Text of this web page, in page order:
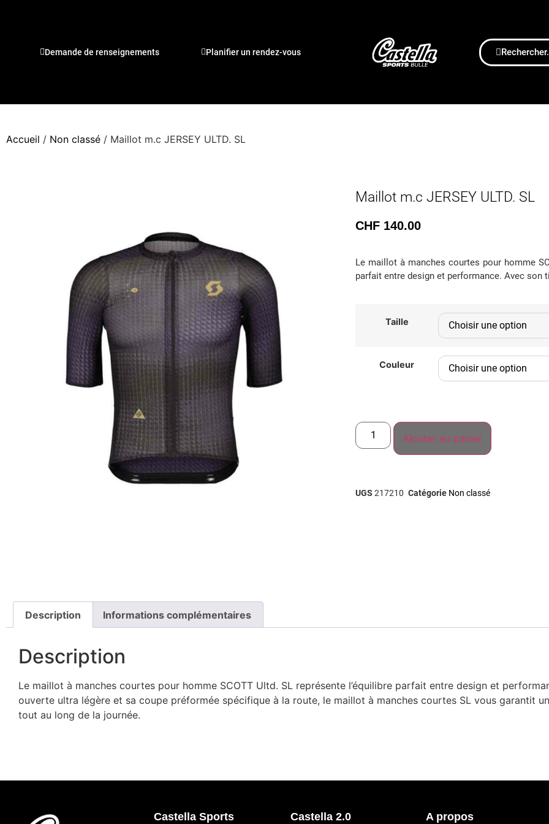
Demande de renseignements Planifier un rendez-vous
Accueil / Non classé / Maillot m.c JERSEY ULTD. SL
Maillot m.c JERSEY ULTD. SL
CHF 140.00
Le maillot à manches courtes pour homme
parfait entre design et performance. Avec son
Taille
Couleur
Ajouter au panier
UGS 217210 Catégorie Non classé
Description Informations complémentaires
Description
Le maillot à manches courtes pour homme SCOTT Ultd. SL représente l’équilibre parfait entre design et
ouverte ultra légère et sa coupe préformée spécifique à la route, le maillot à manches courtes SL vous garantit
tout au long de la journée.
Castella Sports
Castella 2.0
A propos